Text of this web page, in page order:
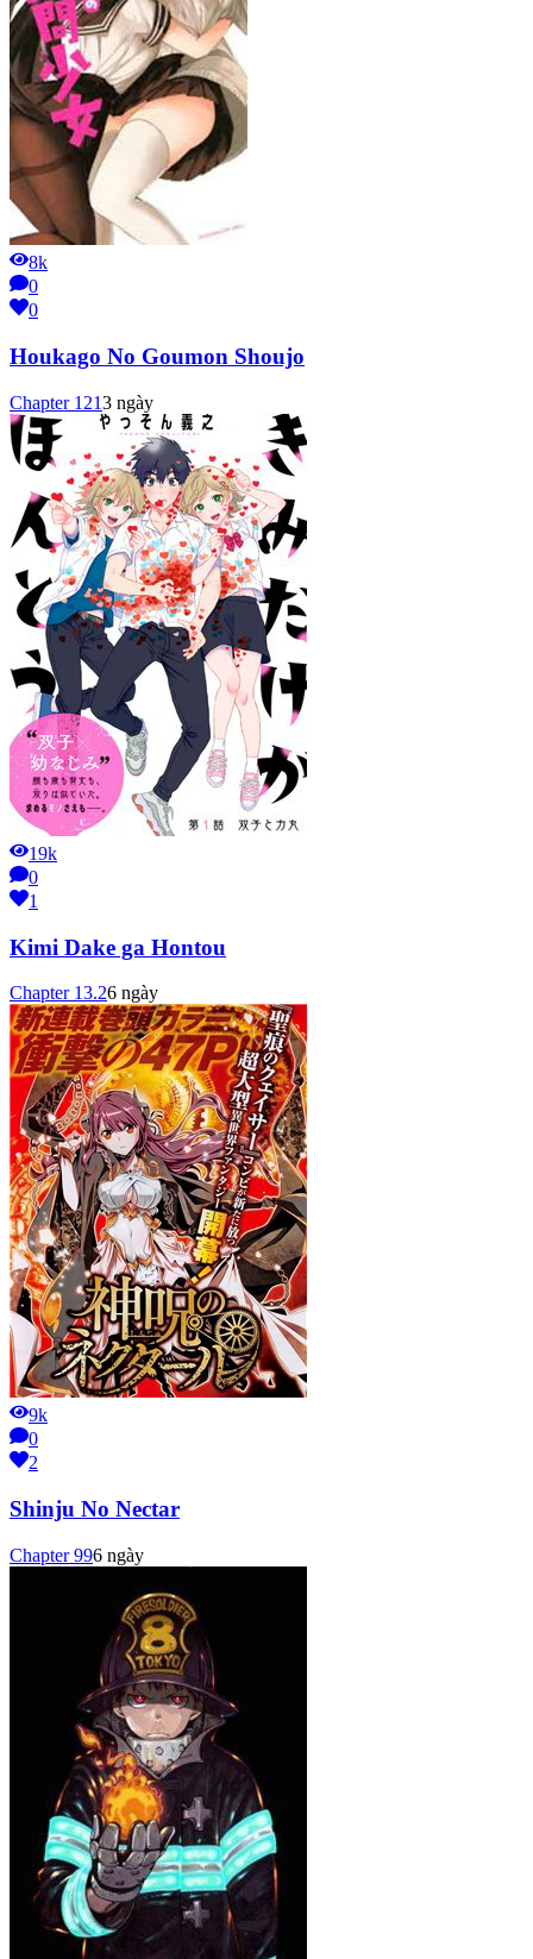
8k
0
0
Houkago No Goumon Shoujo
Chapter 1213 ngày
19k
0
1
Kimi Dake ga Hontou
Chapter 13.26 ngày
9k
0
2
Shinju No Nectar
Chapter996 ngày